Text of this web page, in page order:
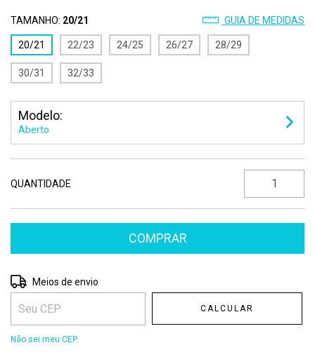
TAMANHO: 20/21 GUIA DE MEDIDAS
20/21 22/23 24/25 26/27 28/29
30/31 32/33
Modelo:
Aberto
QUANTIDADE
Entregas para o CEP:
Meios de envio
CALCULAR
Não sei meu CEP